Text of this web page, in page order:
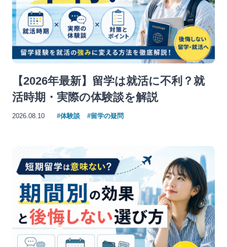
【2026年最新】留学は就活に不利？就
活時期・実際の体験談を解説
2026.08.10 #体験談 #留学の疑問